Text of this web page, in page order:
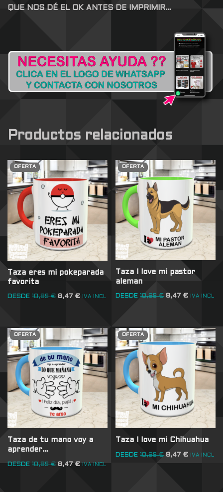
QUE NOS DÉ EL OK ANTES DE IMPRIMIR…
Productos relacionados
OFERTA
Taza eres mi pokeparada
favorita
DESDE 10,89€ 8,47 € IVA INCL
OFERTA
Taza I love mi pastor
aleman
DESDE 10,89€ 8,47€ IVA INCL
OFERTA
Taza de tu mano voy a
aprender…
DESDE 10,89€ 8,47€ IVA INCL
OFERTA
Taza I love mi Chihuahua
DESDE 10,89€ 8,47€ IVA INCL